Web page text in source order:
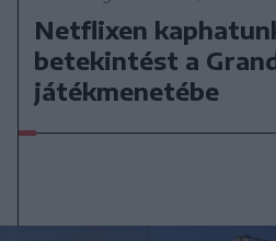
Netflixen
betekintést a
játékmenetébe